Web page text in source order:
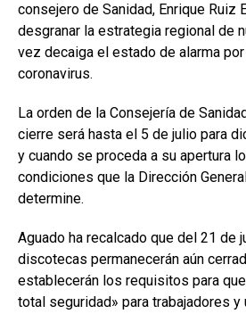
consejero de Sanidad, Enrique Ruiz
desgranar la estrategia regional de
vez decaiga el estado de alarma por
coronavirus.
La orden de la Consejería de
cierre será hasta el 5 de julio para
y cuando se proceda a su apertura
condiciones que la Dirección
determine.
Aguado ha recalcado que del 21 de
discotecas permanecerán aún
establecerán los requisitos para
total seguridad» para trabajadores y